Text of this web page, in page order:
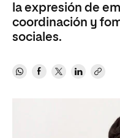
la expresión de
coordinación y
sociales.